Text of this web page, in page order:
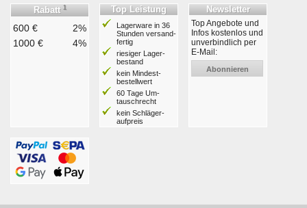
Rabatt 1
600 €
2%
1000 €
4%
Top Leistung
Lagerware in 36
Stunden ver­sand­
fertig
riesiger Lager­
bestand
kein Mindest­
bestell­wert
60 Tage Um­
tausch­recht
kein Schläger­
aufpreis
Newsletter
Top Angebote und
Infos kostenlos und
unverbindlich per
E-Mail:
Abonnieren